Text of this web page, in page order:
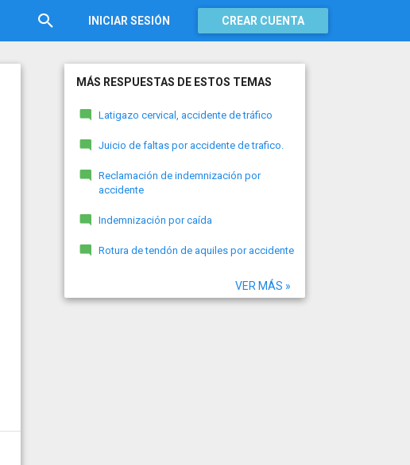
INICIAR SESIÓN CREAR CUENTA
MÁS RESPUESTAS DE ESTOS TEMAS
Latigazo cervical, accidente de tráfico
Juicio de faltas por accidente de trafico.
Reclamación de indemnización por
accidente
Indemnización por caída
Rotura de tendón de aquiles por accidente
VER MÁS »